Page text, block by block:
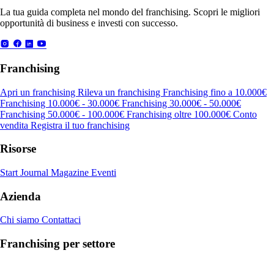
La tua guida completa nel mondo del franchising. Scopri le migliori
opportunità di business e investi con successo.
Franchising
Apri un franchising Rileva un franchising Franchising fino a 10.000€
Franchising 10.000€ - 30.000€ Franchising 30.000€ - 50.000€
Franchising 50.000€ - 100.000€ Franchising oltre 100.000€ Conto
vendita Registra il tuo franchising
Risorse
Start Journal Magazine Eventi
Azienda
Chi siamo Contattaci
Franchising per settore